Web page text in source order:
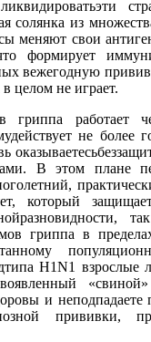
солянка из
меняют свои
формирует
вежегодную
целом не играет.
гриппа работает
не более
В этом плане
который
гриппа в
H1N1 взрослые
и
прививки,